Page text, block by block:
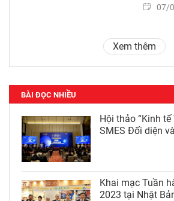
07/
Xem thêm
BÀI ĐỌC NHIỀU
Hội thảo “Kinh
SMES Đối diện
Khai mạc Tuần
2023 tại Nhật